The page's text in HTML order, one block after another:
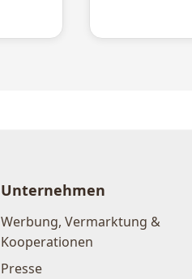
Unternehmen
Werbung, Vermarktung &
Kooperationen
Presse